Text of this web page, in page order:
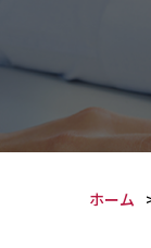
ホーム